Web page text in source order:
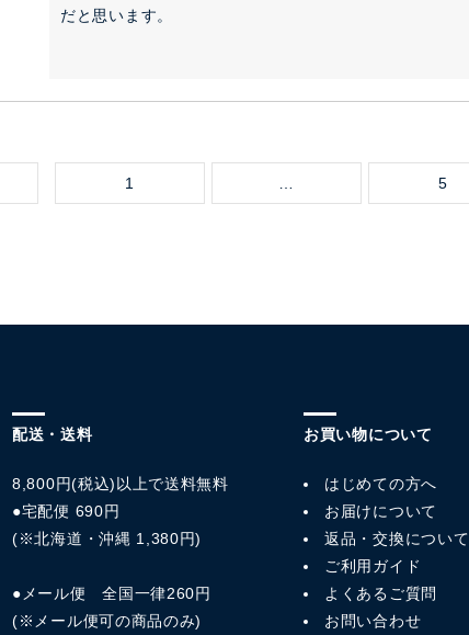
だと思います。
1 5
配送・送料
8,800円(税込)以上で送料無料
●宅配便 690円
(※北海道・沖縄 1,380円)
●メール便 全国一律260円
(※メール便可の商品のみ)
お買い物について
はじめての方へ
お届けについて
返品・交換について
ご利用ガイド
よくあるご質問
お問い合わせ